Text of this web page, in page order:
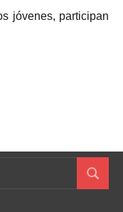
jóvenes, participan
Buscar